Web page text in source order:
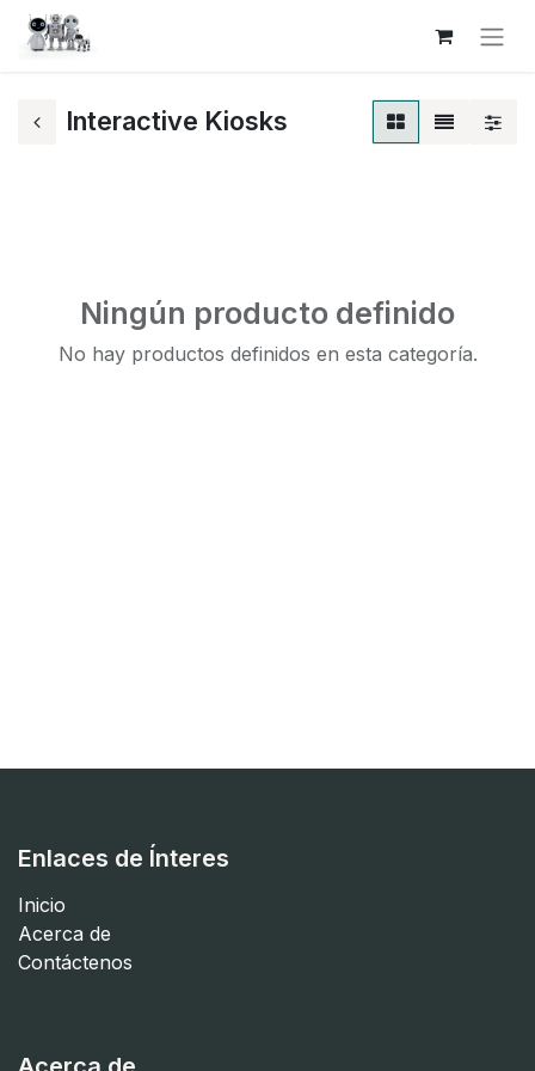
Interactive Kiosks
Ningún producto definido
No hay productos definidos en esta categoría.
Enlaces de Ínteres
Inicio
Acerca de
Contáctenos